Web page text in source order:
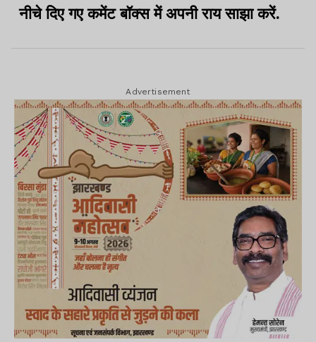
नीचे दिए गए कमेंट बॉक्स में अपनी राय साझा करें.
Advertisement